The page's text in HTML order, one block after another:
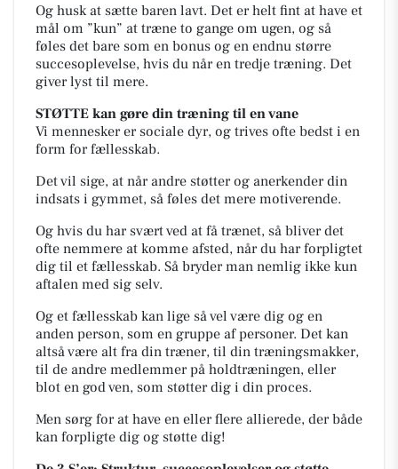
Og husk at sætte baren lavt. Det er helt fint at have et
mål om ”kun” at træne to gange om ugen, og så
føles det bare som en bonus og en endnu større
succesoplevelse, hvis du når en tredje træning. Det
giver lyst til mere.
STØTTE kan gøre din træning til en vane
Vi mennesker er sociale dyr, og trives ofte bedst i en
form for fællesskab.
Det vil sige, at når andre støtter og anerkender din
indsats i gymmet, så føles det mere motiverende.
Og hvis du har svært ved at få trænet, så bliver det
ofte nemmere at komme afsted, når du har forpligtet
dig til et fællesskab. Så bryder man nemlig ikke kun
aftalen med sig selv.
Og et fællesskab kan lige så vel være dig og en
anden person, som en gruppe af personer. Det kan
altså være alt fra din træner, til din træningsmakker,
til de andre medlemmer på holdtræningen, eller
blot en god ven, som støtter dig i din proces.
Men sørg for at have en eller flere allierede, der både
kan forpligte dig og støtte dig!